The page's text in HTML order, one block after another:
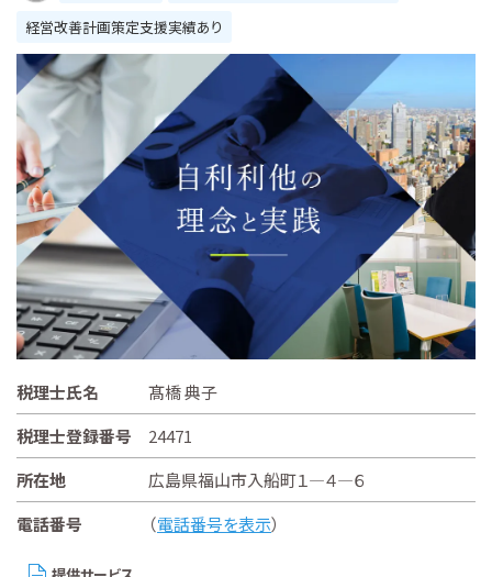
経営改善計画策定支援実績あり
税理士氏名
髙橋 典子
税理士登録番号
24471
所在地
広島県福山市入船町１―４―６
電話番号
（電話番号を表示）